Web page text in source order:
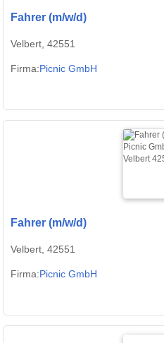
Fahrer (m/w/d)
Velbert, 42551
Firma:Picnic GmbH
Fahrer (m/w/d)
Velbert, 42551
Firma:Picnic GmbH